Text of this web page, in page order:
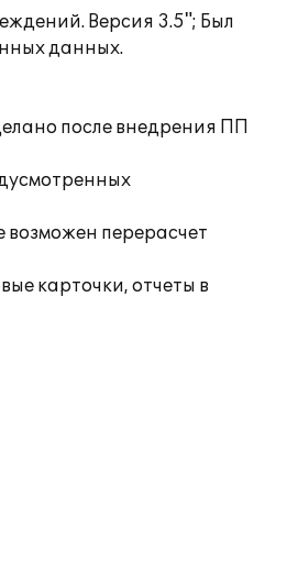
Версия 3.5"; Был
данных.
после внедрения ПП
перерасчет
карточки, отчеты в